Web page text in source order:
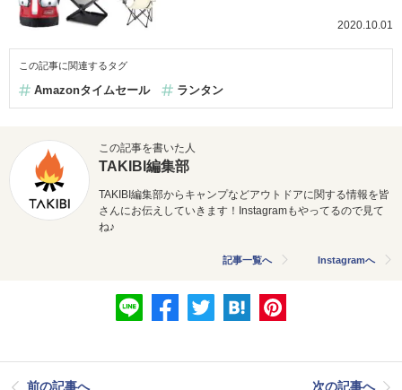
2020.10.01
この記事に関連するタグ
Amazonタイムセール ランタン
この記事を書いた人
TAKIBI編集部
TAKIBI編集部からキャンプなどアウトドアに関する情報を皆
さんにお伝えしていきます！Instagramもやってるので見て
ね♪
記事一覧へ Instagramへ
前の記事へ 次の記事へ